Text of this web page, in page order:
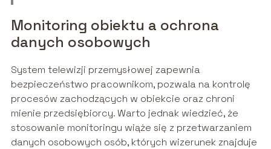
Monitoring obiektu a ochrona
danych osobowych
System telewizji przemysłowej zapewnia
bezpieczeństwo pracownikom, pozwala na kontrolę
procesów zachodzących w obiekcie oraz chroni
mienie przedsiębiorcy. Warto jednak wiedzieć, że
stosowanie monitoringu wiąże się z przetwarzaniem
danych osobowych osób, których wizerunek znajduje